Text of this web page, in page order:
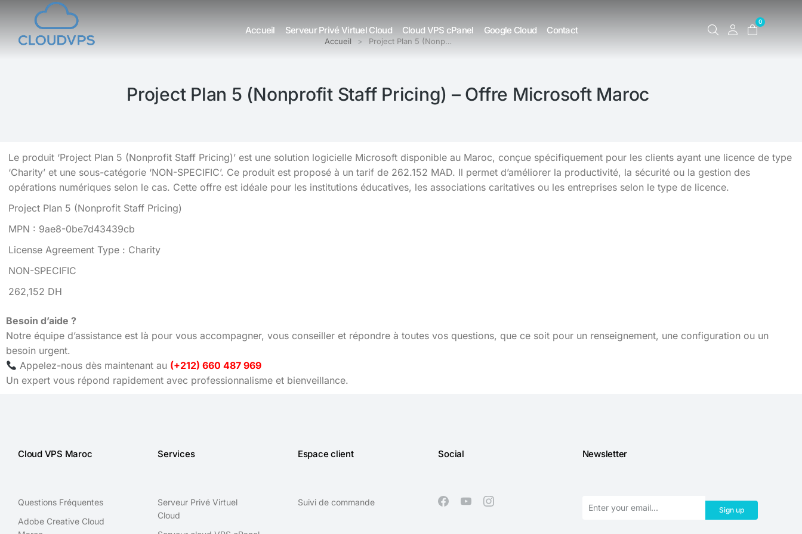
Accueil Serveur Privé Virtuel Cloud Cloud VPS cPanel Google Cloud Contact
0
Vous êtes ici : Accueil Project Plan 5 (Nonp…
Project Plan 5 (Nonprofit Staff Pricing) – Offre Microsoft Maroc
Le produit ‘Project Plan 5 (Nonprofit Staff Pricing)’ est une solution logicielle Microsoft disponible au Maroc, conçue spécifiquement pour les clients ayant une licence de type
‘Charity’ et une sous-catégorie ‘NON-SPECIFIC’. Ce produit est proposé à un tarif de 262.152 MAD. Il permet d’améliorer la productivité, la sécurité ou la gestion des
opérations numériques selon le cas. Cette offre est idéale pour les institutions éducatives, les associations caritatives ou les entreprises selon le type de licence.
Project Plan 5 (Nonprofit Staff Pricing)
MPN : 9ae8-0be7d43439cb
License Agreement Type : Charity
NON-SPECIFIC
262,152 DH
Besoin d’aide ?
Notre équipe d’assistance est là pour vous accompagner, vous conseiller et répondre à toutes vos questions, que ce soit pour un renseignement, une configuration ou un
besoin urgent.
Appelez-nous dès maintenant au (+212) 660 487 969
Un expert vous répond rapidement avec professionnalisme et bienveillance.
Cloud VPS Maroc
Questions Fréquentes
Adobe Creative Cloud
Services
Serveur Privé Virtuel
Cloud
Espace client
Suivi de commande
Social Newsletter
Sign up